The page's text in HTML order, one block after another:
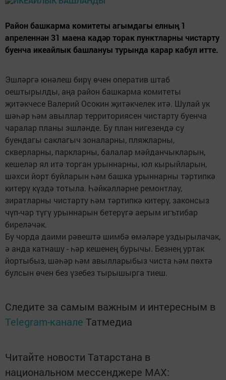
Район башкарма комитеты агымдагы елның 1
апреленнән 31 маена кадәр торак пунктларны чистарту
буенча икеайлык башлануы турында карар кабул итте.
Эшләргә юнәлеш бирү өчен оператив штаб
оештырылды, аңа район башкарма комитеты
җитәкчесе Валерий Осокин җитәкчелек итә. Шулай ук
шәһәр һәм авыллар территориясен чистарту буенча
чаралар планы эшләнде. Бу план нигезендә су
буендагы саклагыч зоналарны, пляжларны,
скверларны, паркларны, балалар мәйданчыкларын,
кешеләр ял итә торган урыннарны, юл кырыйларын,
шәхси йорт буйларын һәм башка урыннарны тәртипкә
китерү күздә тотыла. Һәйкәлләрне ремонтлау,
зиратларны чистарту һәм тәртипкә китерү, законсыз
чүп-чар түгү урыннарын бетерүгә аерым игътибар
биреләчәк.
Бу чорда даими рәвештә шимбә өмәләре уздырылачак,
ә анда катнашу - һәр кешенең бурычы. Безнең уртак
йортыбыз, шәһәр һәм авылларыбыз чиста һәм пөхтә
булсын өчен без үзебез тырышырга тиеш.
Следите за самым важным и интересным в
Telegram-канале Татмедиа
Читайте новости Татарстана в
национальном мессенджере MАХ: